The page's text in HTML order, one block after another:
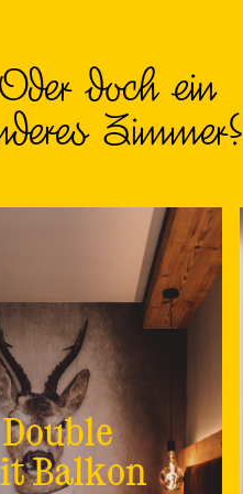
Oder doch ein
Zimmer?
Double
Balkon